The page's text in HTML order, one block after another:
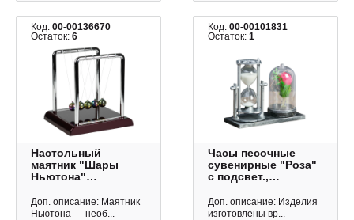
Код: 00-00136670
Остаток: 6
Настольный
маятник "Шары
Ньютона"
пластик/металл,
бордовый Т-1568
Доп. описание: Маятник
Ньютона — необ...
Код:00-00101831
Остаток:1
Часы песочные
сувенирные "Роза"
с подсвет.,
Доп. описание: Изделия
изготовлены вр...